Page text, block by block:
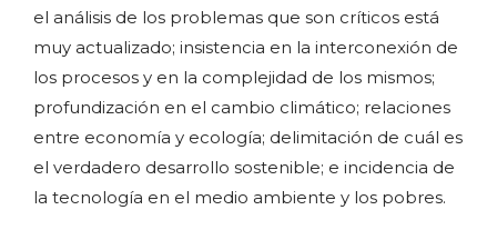
el análisis de los problemas que son críticos está
muy actualizado; insistencia en la interconexión de
los procesos y en la complejidad de los mismos;
profundización en el cambio climático; relaciones
entre economía y ecología; delimitación de cuál es
el verdadero desarrollo sostenible; e incidencia de
la tecnología en el medio ambiente y los pobres.